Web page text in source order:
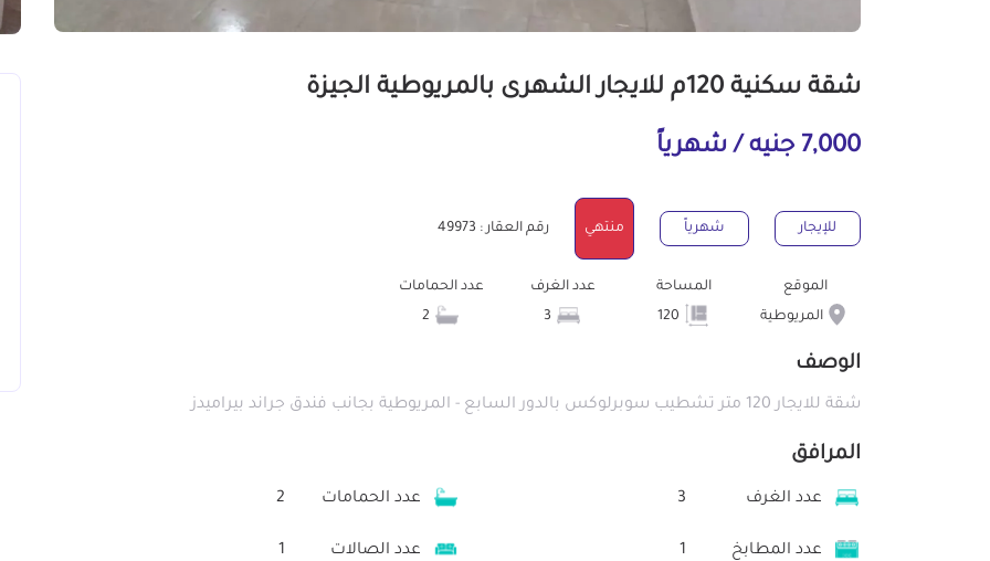
شقة سكنية 120م للايجار الشهرى بالمريوطية الجيزة
7,000 جنيه / شهرياً
للإيجار شهرياً منتهي رقم العقار : 49973
الموقع
المريوطية
المساحة
عدد الغرف
عدد الحمامات
الوصف
شقة للايجار 120 متر تشطيب سوبرلوكس بالدور السابع - المريوطية بجانب فندق جراند بيراميدز
المرافق
عدد الغرف 3 عدد الحمامات 2
عدد المطابخ 1 عدد الصالات 1